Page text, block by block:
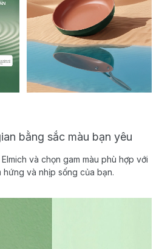
bằng sắc màu bạn yêu
và chọn gam màu phù hợp với
và nhịp sống của bạn.